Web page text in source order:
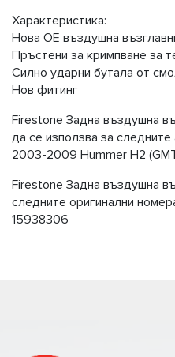
Характеристика:
Нова OE въздушна
Пръстени за кримпване за
Силно ударни бутала от
Нов фитинг
Firestone Задна въздушна
да се използва за следните
2003-2009 Hummer H2
Firestone Задна въздушна
следните оригинални
15938306